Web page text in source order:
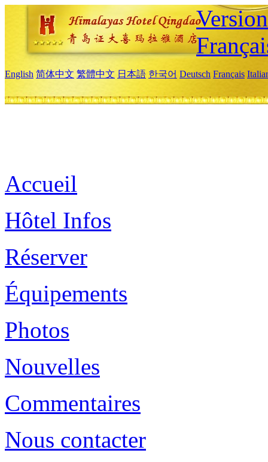
English 简体中文 繁體中文 日本語 한국어 Deutsch Français
Accueil
Hôtel Infos
Réserver
Équipements
Photos
Nouvelles
Commentaires
Nous contacter